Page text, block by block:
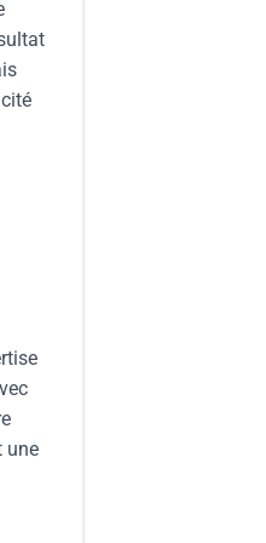
une